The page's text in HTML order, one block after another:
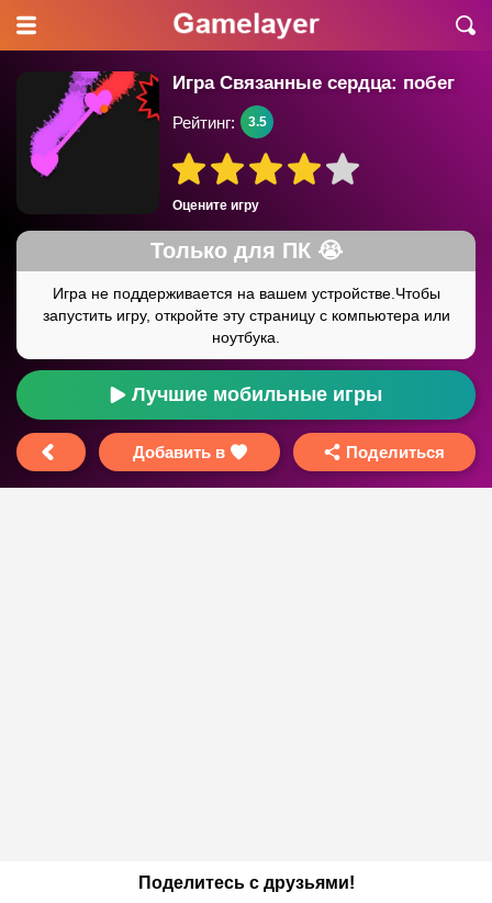
Игра Связанные сердца: побег
Оцените игру
Рейтинг: 3.5
Лучшие мобильные игры
Добавить в Поделиться
Поделитесь с друзьями!